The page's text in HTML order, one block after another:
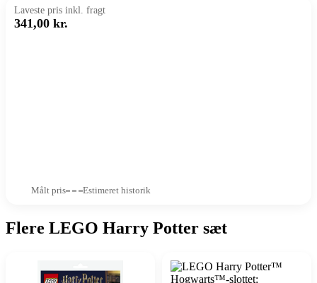
Laveste pris inkl. fragt
341,00 kr.
Målt pris Estimeret historik
Flere LEGO Harry Potter sæt